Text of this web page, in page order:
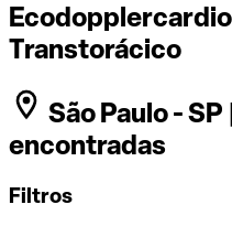
Transtorácico
São Paulo - SP
encontradas
Filtros